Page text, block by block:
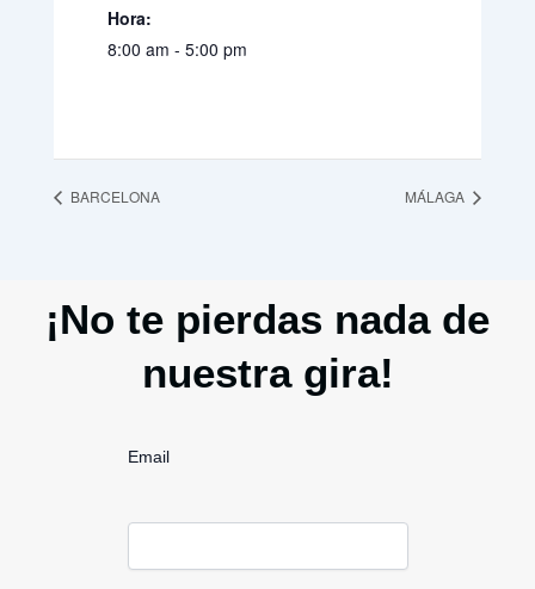
Hora:
8:00 am - 5:00 pm
BARCELONA MÁLAGA
¡No te pierdas nada de
nuestra gira!
Email